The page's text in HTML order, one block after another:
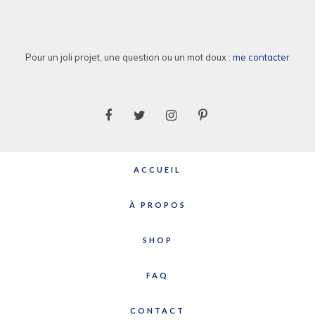
Pour un joli projet, une question ou un mot doux : me contacter
ACCUEIL
À PROPOS
SHOP
FAQ
CONTACT